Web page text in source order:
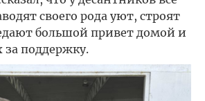
своего рода уют, строят
большой привет домой и
за поддержку.